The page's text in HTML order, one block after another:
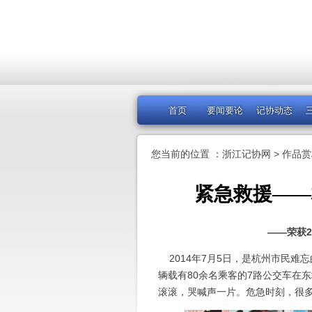
首页 要闻要论 记协动态
您当前的位置 ： 浙江记协网 > 作品
紧急救援——
——荣获
2014年7月5日，是杭州市民难忘
辆载有80余名乘客的7路公交车在
滚滚，哭喊声一片。危急时刻，很